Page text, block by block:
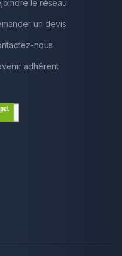
le réseau
un devis
nous
adhérent